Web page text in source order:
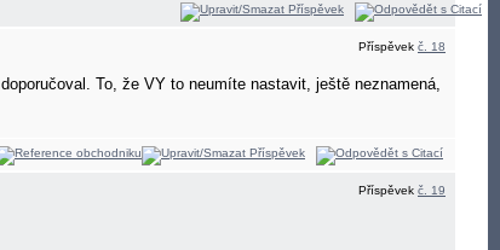
Příspěvek č. 18
To, že VY to neumíte nastavit, ještě neznamená,
Příspěvek č. 19